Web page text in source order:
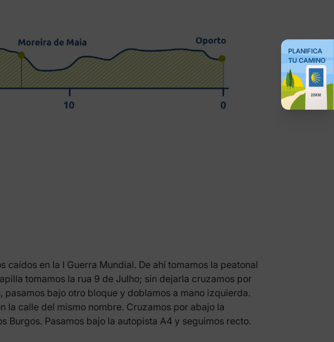
PLANIFICA
TU CAMINO
en la I Guerra Mundial. De ahí tomamos la peatonal
tomamos la rua 9 de Julho; sin dejarla cruzamos por
bajo otro bloque y doblamos a mano izquierda.
la calle del mismo nombre. Cruzamos por abajo la
Pasamos bajo la autopista A4 y seguimos recto.